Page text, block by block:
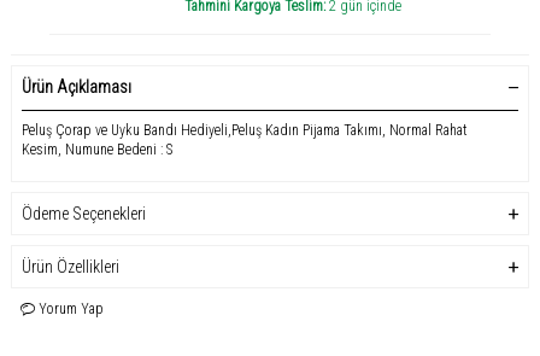
Tahmini Kargoya Teslim:2 gün içinde
Ürün Açıklaması
Peluş Çorap ve Uyku Bandı Hediyeli,Peluş Kadın Pijama Takımı, Normal Rahat
Kesim, Numune Bedeni : S
Ödeme Seçenekleri
Ürün Özellikleri
Yorum Yap